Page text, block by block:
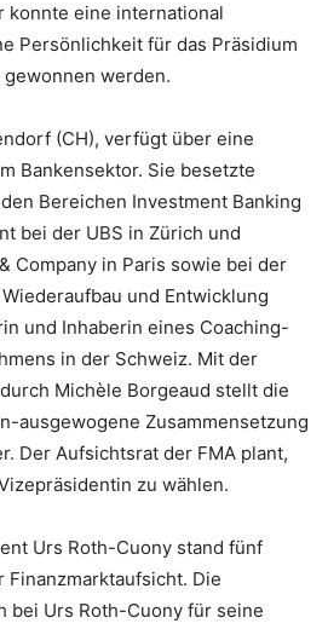
konnte eine international
Persönlichkeit für das Präsidium
werden.
(CH), verfügt über eine
Bankensektor. Sie besetzte
Bereichen Investment Banking
bei der UBS in Zürich und
Company in Paris sowie bei der
und Entwicklung
und Inhaberin eines Coaching-
in der Schweiz. Mit der
Michèle Borgeaud stellt die
ausgewogene Zusammensetzung
Der Aufsichtsrat der FMA plant,
zu wählen.
Urs Roth-Cuony stand fünf
Finanzmarktaufsicht. Die
bei Urs Roth-Cuony für seine